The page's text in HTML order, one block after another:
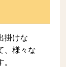
掛けな
、様々な